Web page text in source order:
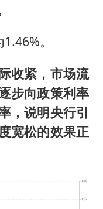
。
收紧，市场流
步向政策利率
，说明央行引
宽松的效果正